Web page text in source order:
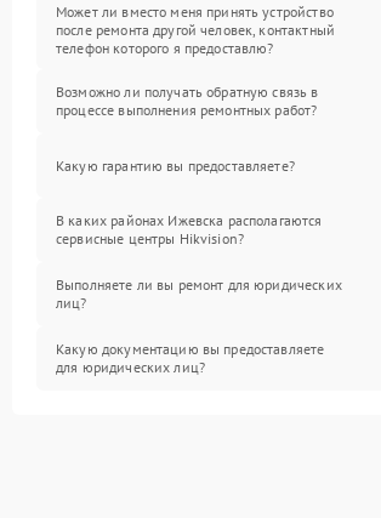
Может ли вместо меня принять устройство
после ремонта другой человек, контактный
телефон которого я предоставлю?
Возможно ли получать обратную связь в
процессе выполнения ремонтных работ?
Какую гарантию вы предоставляете?
В каких районах Ижевска располагаются
сервисные центры Hikvision?
Выполняете ли вы ремонт для юридических
лиц?
Какую документацию вы предоставляете
для юридических лиц?